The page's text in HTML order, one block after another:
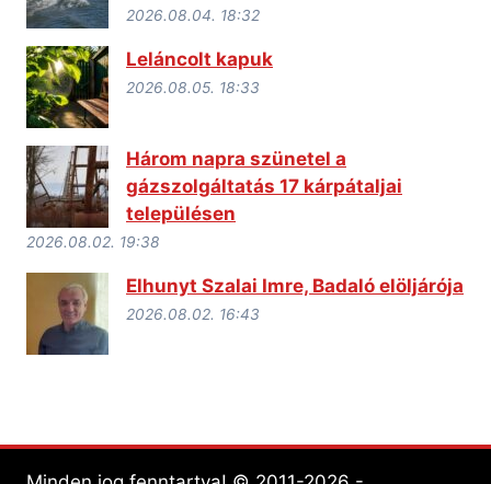
2026.08.04. 18:32
Leláncolt kapuk
2026.08.05. 18:33
Három napra szünetel a
gázszolgáltatás 17 kárpátaljai
településen
2026.08.02. 19:38
Elhunyt Szalai Imre, Badaló elöljárója
2026.08.02. 16:43